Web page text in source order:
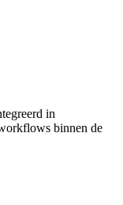
in
binnen de